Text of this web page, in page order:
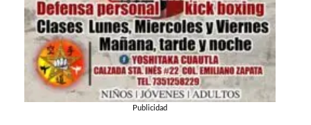
Publicidad